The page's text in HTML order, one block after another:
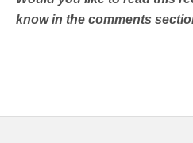
know in the comments